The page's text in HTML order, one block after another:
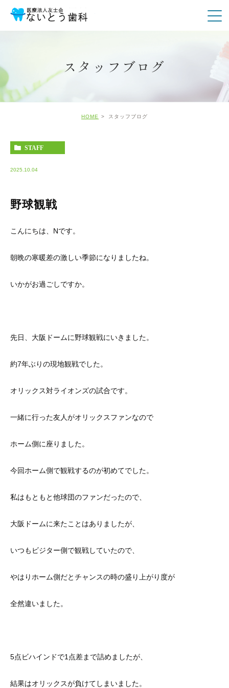
スタッフブログ
HOME スタッフブログ
STAFF
2025.10.04
野球観戦
こんにちは、Nです。
朝晩の寒暖差の激しい季節になりましたね。
いかがお過ごしですか。
先日、大阪ドームに野球観戦にいきました。
約7年ぶりの現地観戦でした。
オリックス対ライオンズの試合です。
一緒に行った友人がオリックスファンなので
ホーム側に座りました。
今回ホーム側で観戦するのが初めてでした。
私はもともと他球団のファンだったので、
大阪ドームに来たことはありましたが、
いつもビジター側で観戦していたので、
やはりホーム側だとチャンスの時の盛り上がり度が
全然違いました。
5点ビハインドで1点差まで詰めましたが、
結果はオリックスが負けてしまいました。